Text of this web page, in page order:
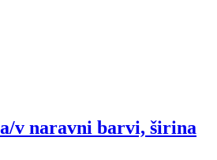
v naravni barvi, širina